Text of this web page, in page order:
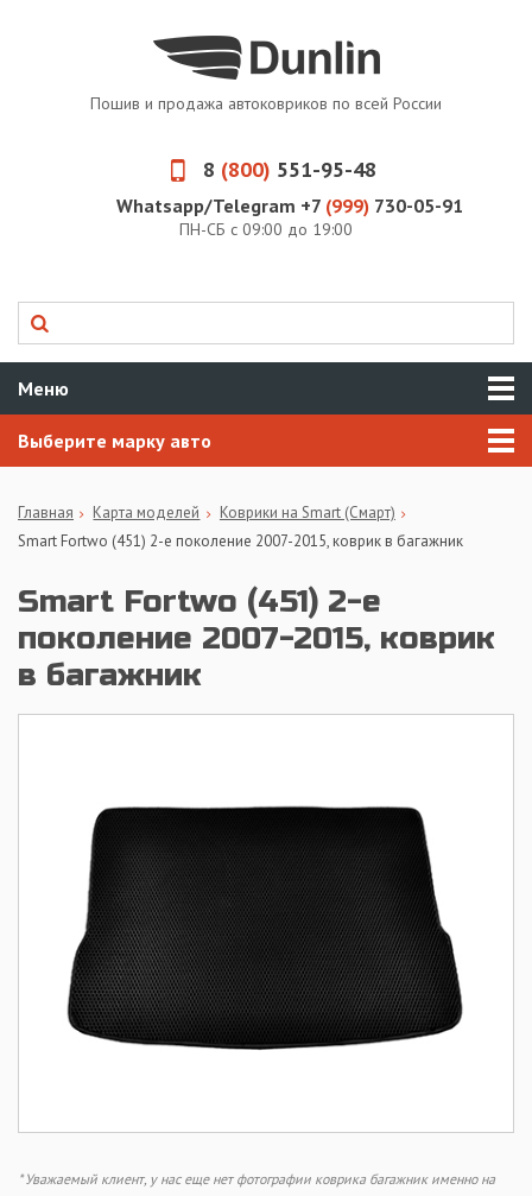
Пошив и продажа автоковриков по всей России
8 (800) 551-95-48
Whatsapp/Telegram +7 (999) 730-05-91
ПН-СБ с 09:00 до 19:00
Меню
Выберите марку авто
Главная Карта моделей
Коврики на Smart (Смарт)
Smart Fortwo (451) 2-е поколение 2007-2015, коврик в багажник
Smart Fortwo (451) 2-е
поколение 2007-2015, коврик
в багажник
* Уважаемый клиент, у нас еще нет фотографии коврика багажник именно на